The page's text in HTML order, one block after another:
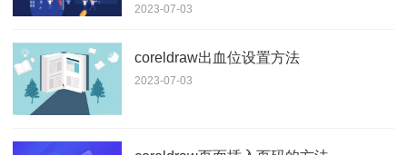
2023-07-03
coreldraw出血位设置方法
2023-07-03